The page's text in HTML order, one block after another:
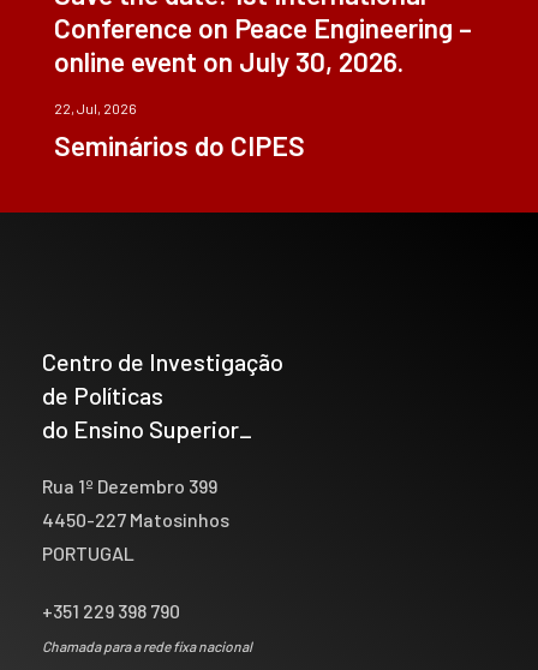
Conference on Peace Engineering –
online event on July 30, 2026.
22, Jul, 2026
Seminários do CIPES
Centro de Investigação
de Políticas
do Ensino Superior_
Rua 1º Dezembro 399
4450-227 Matosinhos
PORTUGAL
+351 229 398 790
Chamada para a rede fixa nacional